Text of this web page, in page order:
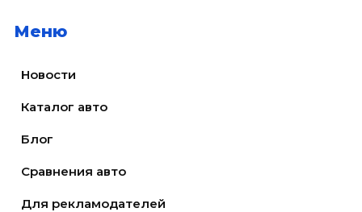
Меню
Новости
Каталог авто
Блог
Сравнения авто
Для рекламодателей